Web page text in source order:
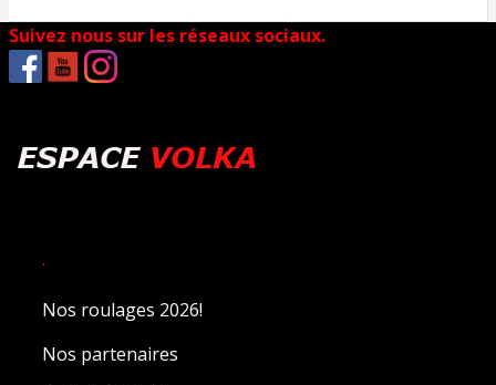
Suivez nous sur les réseaux sociaux.
.
Nos roulages 2026!
Nos partenaires